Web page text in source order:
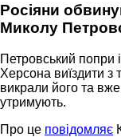
Росіяни
Миколу
Петровський попри
Херсона виїздити з
викрали його та
утримують.
Про це повідомляє